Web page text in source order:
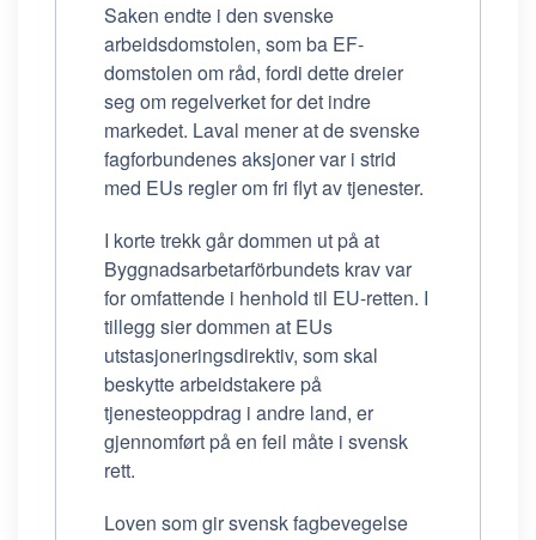
Saken endte i den svenske
arbeidsdomstolen, som ba EF-
domstolen om råd, fordi dette dreier
seg om regelverket for det indre
markedet. Laval mener at de svenske
fagforbundenes aksjoner var i strid
med EUs regler om fri flyt av tjenester.
I korte trekk går dommen ut på at
Byggnadsarbetarförbundets krav var
for omfattende i henhold til EU-retten. I
tillegg sier dommen at EUs
utstasjoneringsdirektiv, som skal
beskytte arbeidstakere på
tjenesteoppdrag i andre land, er
gjennomført på en feil måte i svensk
rett.
Loven som gir svensk fagbevegelse